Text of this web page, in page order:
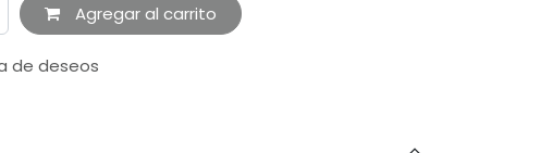
Agregar al carrito
de deseos